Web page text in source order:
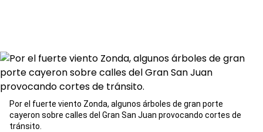
Por el fuerte viento Zonda, algunos árboles de gran porte
cayeron sobre calles del Gran San Juan provocando cortes de
tránsito.